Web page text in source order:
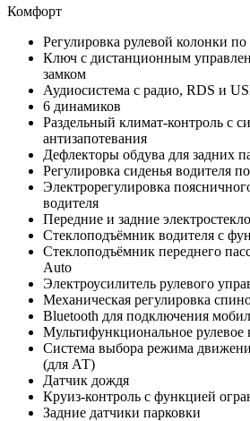
Комфорт
Регулировка рулевой колонки
Ключ с дистанционным
замком
Аудиосистема с радио, RDS и
6 динамиков
Раздельный климат-контроль с
антизапотевания
Дефлекторы обдува для задних
Регулировка сиденья водителя
Электрорегулировка
водителя
Передние и задние
Стеклоподъёмник водителя c
Стеклоподъёмник переднего
Auto
Электроусилитель рулевого
Механическая регулировка
Bluetooth для подключения
Мультифункциональное рулевое
Система выбора режима
(для АТ)
Датчик дождя
Круиз-контроль с функцией
Задние датчики парковки